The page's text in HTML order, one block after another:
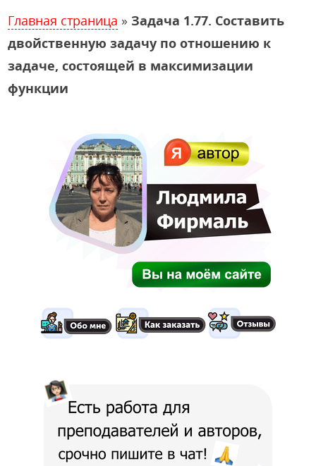
Главная страница » Задача 1.77. Составить
двойственную задачу по отношению к
задаче, состоящей в максимизации
функции